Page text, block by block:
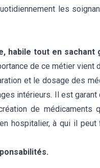
les
habile tout en
de ce métier vient
et le dosage des
intérieurs. Il est garant
de
hospitalier, à qui il